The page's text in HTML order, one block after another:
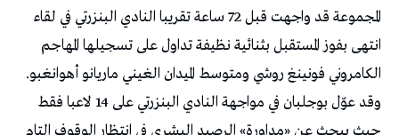
المجموعة قد واجهت قبل 72 ساعة تقريبا النادي البنزرتي في لقاء
انتهى بفوز المستقبل بثنائية نظيفة تداول على تسجيلها المهاجم
الكامروني فونينغ روشي ومتوسط الميدان الغيني ماريانو أهوانغبو.
وقد عوّل بوجلبان في مواجهة النادي البنزرتي على 14 لاعبا فقط